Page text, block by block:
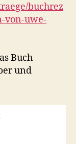
buchrez
von-uwe-
Buch
und